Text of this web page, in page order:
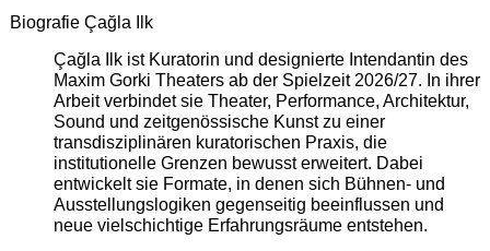
Biografie Çağla Ilk
Çağla Ilk ist Kuratorin und designierte Intendantin des
Maxim Gorki Theaters ab der Spielzeit 2026/27. In ihrer
Arbeit verbindet sie Theater, Performance, Architektur,
Sound und zeitgenössische Kunst zu einer
transdisziplinären kuratorischen Praxis, die
institutionelle Grenzen bewusst erweitert. Dabei
entwickelt sie Formate, in denen sich Bühnen- und
Ausstellungslogiken gegenseitig beeinflussen und
neue vielschichtige Erfahrungsräume entstehen.